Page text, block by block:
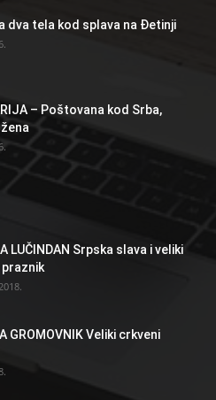
dva tela kod splava na Đetinji
– Poštovana kod Srba,
LUČINDAN Srpska slava i veliki
GROMOVNIK Veliki crkveni